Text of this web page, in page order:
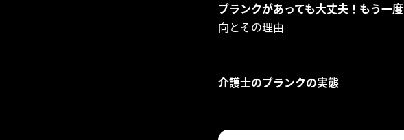
ブランクがあっても大丈夫！もう一
向とその理由
介護士のブランクの実態